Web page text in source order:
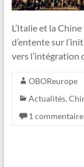
L’Italie et la
d’entente sur
vers l’intégration
OBOReurope
Actualités,
1 commentaire